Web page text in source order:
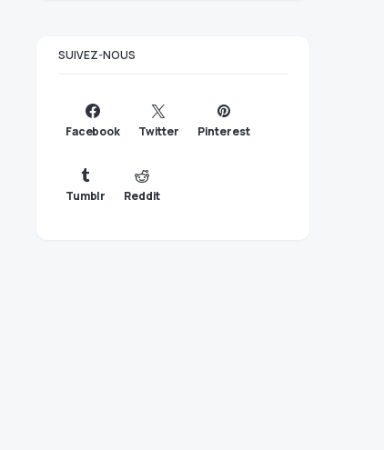
SUIVEZ-NOUS
Facebook Twitter Pinterest
Tumblr Reddit